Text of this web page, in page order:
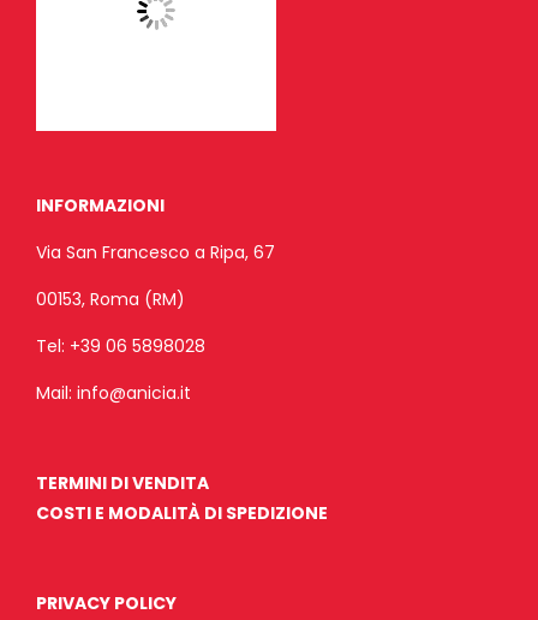
INFORMAZIONI
Via San Francesco a Ripa, 67
00153, Roma (RM)
Tel: +39 06 5898028
Mail: info@anicia.it
TERMINI DI VENDITA
COSTI E MODALITÀ DI SPEDIZIONE
PRIVACY POLICY